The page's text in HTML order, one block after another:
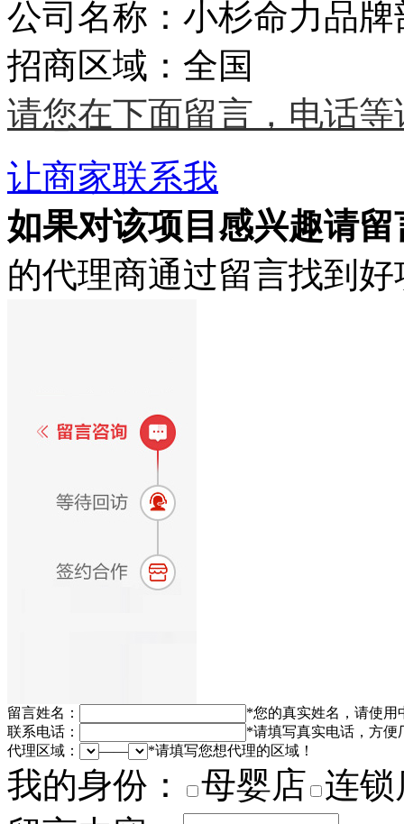
公司名称：小杉命力品牌
招商区域：全国
请您在下面留言，电话
让商家联系我
如果对该项目感兴趣请留
的代理商通过留言找到
留言姓名： *您的真实姓名，请使用
联系电话：
*请填写真实电话，方便
代理区域：
—— *请填写您想代理的区域！
我的身份： 母婴店 连锁